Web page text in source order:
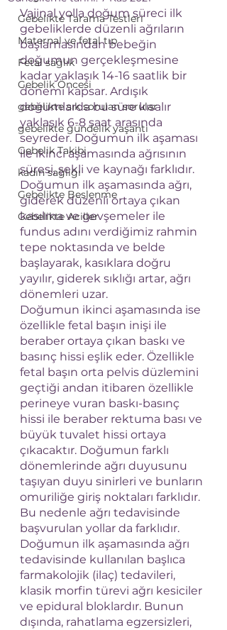
Gebelikte Tarama Testleri
Maternal ve fetal tıp
Fetal sağlık
Gebelik Öncesi
gebelikte sık sorulan sorular
gebelikte gündelik yaşantı
Gebelik Takibi
kadın sağlığı
Gebelikte Beslenme
Gebelikte Aciller
Vajinal yolla doğum süreci ilk
gebeliklerde düzenli ağrıların
başlamasından bebeğin
doğumun gerçekleşmesine
kadar yaklaşık 14-16 saatlik bir
dönemi kapsar. Ardışık
doğumlarda bu süre kısalır
yaklaşık 6-8 saat arasında
seyreder. Doğumun ilk aşaması
ile ikinci aşamasında ağrısının
süresi, şekli ve kaynağı farklıdır.
Doğumun ilk aşamasında ağrı,
giderek düzenli ortaya çıkan
kasılma ve gevşemeler ile
fundus adını verdiğimiz rahmin
tepe noktasında ve belde
başlayarak, kasıklara doğru
yayılır, giderek sıklığı artar, ağrı
dönemleri uzar.
Doğumun ikinci aşamasında ise
özellikle fetal başın inişi ile
beraber ortaya çıkan baskı ve
basınç hissi eşlik eder. Özellikle
fetal başın orta pelvis düzlemini
geçtiği andan itibaren özellikle
perineye vuran baskı-basınç
hissi ile beraber rektuma bası ve
büyük tuvalet hissi ortaya
çıkacaktır. Doğumun farklı
dönemlerinde ağrı duyusunu
taşıyan duyu sinirleri ve bunların
omuriliğe giriş noktaları farklıdır.
Bu nedenle ağrı tedavisinde
başvurulan yollar da farklıdır.
Doğumun ilk aşamasında ağrı
tedavisinde kullanılan başlıca
farmakolojik (ilaç) tedavileri,
klasik morfin türevi ağrı kesiciler
ve epidural bloklardır. Bunun
dışında, rahatlama egzersizleri,